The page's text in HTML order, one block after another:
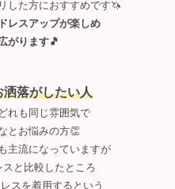
した方におすすめです🦄
レスアップが楽しめ
がります🎵
落がしたい人
れも同じ雰囲気で
とお悩みの方👏
主流になっていますが
と比較したところ
スを着用するという